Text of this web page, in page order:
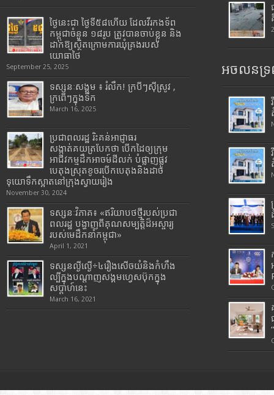
ថ្ងៃនេះជា ថ្ងៃទី៥៨ហើយ ដែលវីរកងទ័ព
កម្ពុជាចំនួន ១៨រូប ត្រូវបានចាប់ខ្លួន និង
ដាក់ឱ្យស្ថិតក្រោមការឃុំគ្រងរបស់
យោធាថៃ
September 25, 2025
ទស្សនៈសង្គម ៖ រំលឹក! ក្របីៗស៊ីស្រូវ ,
ក្រពើៗក្នុងទឹក
March 16, 2025
ប្រជាពលរដ្ឋ រិះគន់អាជ្ញាធរ
សង្កាត់គយត្របែកថា បើកដៃឲ្យក្រុម
អាជីវកម្មដឹកអាចម៍ដីលក់ បំផ្លាញផ្លូវ
បេតុងស្រុតខូចរបើកបេតុងនិងដាច់
ទុយោទឹកស្អាតនៅក្រុងស្វាយរៀង
November 30, 2024
ទស្សនៈវិភាគ៖ «ឥរិយាបថថ្មីរបស់ប្រជា
ពលរដ្ឋ បង្ហាញពីគុណសម្បត្តិដ៏អស្ចារ្យ
របស់មេដឹកនាំកម្ពុជា»
April 1, 2021
ទស្សនល្ងីល្ងើ÷៤រឿងសើចយំនិងកំហឹង
ល្បីក្នុងបណ្តាញសង្គមហ្វេសប៊ុកក្នុង
សប្តាហ៍នេះ
March 16, 2021
អចលនទ្រ